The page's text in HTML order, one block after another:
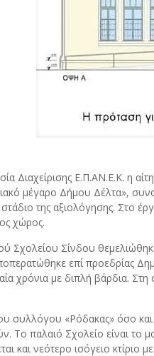
Διαχείρισης Ε.Π.ΑΝ.Ε.Κ. η
μέγαρο Δήμου Δέλτα»,
της αξιολόγησης. Στο
χώρος.
Σχολείου Σίνδου
επί προεδρίας
χρόνια με διπλή βάρδια.
συλλόγου «Ρόδακας» όσο
Το παλαιό Σχολείο είναι το
και νεότερο ισόγειο